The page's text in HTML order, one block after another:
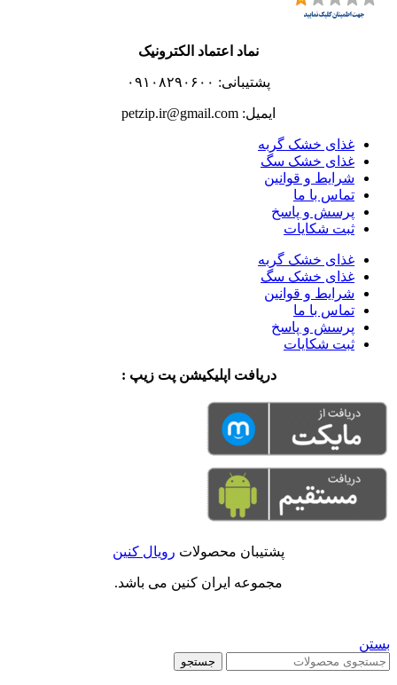
نماد اعتماد الکترونیک
پشتیبانی: ۰۹۱۰۸۲۹۰۶۰۰
ایمیل: petzip.ir@gmail.com
غذای خشک گربه
غذای خشک سگ
شرایط و قوانین
تماس با ما
پرسش و پاسخ
ثبت شکایات
غذای خشک گربه
غذای خشک سگ
شرایط و قوانین
تماس با ما
پرسش و پاسخ
ثبت شکایات
دریافت اپلیکیشن پت زیپ :
پشتیبان محصولات رویال کنین
مجموعه ایران کنین می باشد.
بستن
جستجو